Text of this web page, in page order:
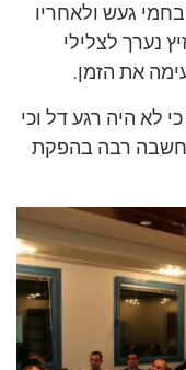
געש ולאחריו
נערך לצלילי
את הזמן.
לא היה רגע דל וכי
רבה בהפקת